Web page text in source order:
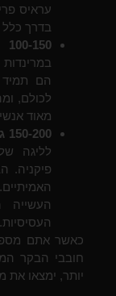
עראיס
בדרך כלל
100-150 גרם של עוף/פרגיות:
הם
לכולם,
מאוד
150-200 גרם של בקר פרימיום:
לליגה
פיקניה.
העשייה
העסיסיות.
כאשר אתם
חובבי הבקר
יותר, ימצאו את